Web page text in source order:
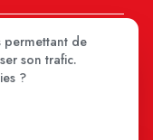
permettant de
son trafic.
?